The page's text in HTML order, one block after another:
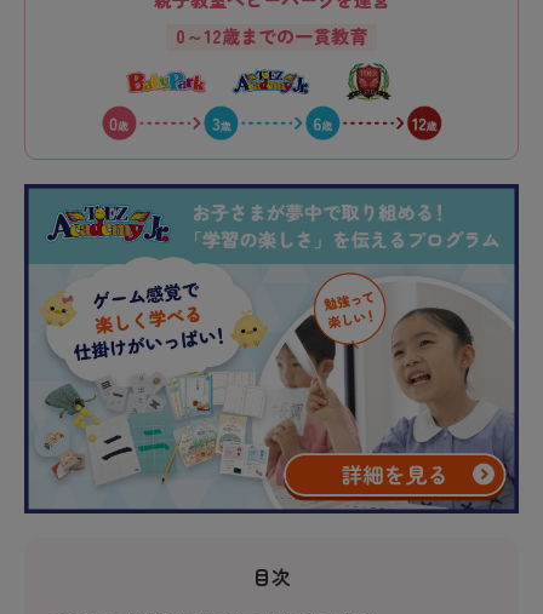
0～12歳までの一貫教育
目次